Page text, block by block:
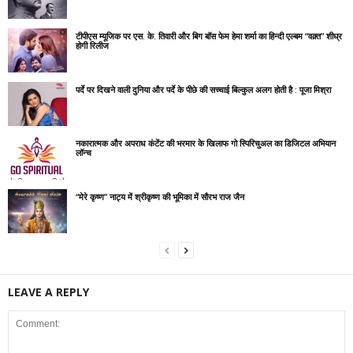
टीपीएस म्यूजिक पर एस. के. तिवारी और बिग बॉस फेम हेमा शर्मा का हिन्दी एल्बम “वक़्त” शीघ्र
होगी रिलीज
पर्दे पर दिखने वाली दुनिया और पर्दे के पीछे की सच्चाई बिल्कुल अलग होती है : पूजा मिश्रा
नकारात्मक और अपराध कंटेंट की भरमार के खिलाफ गो स्पिरिचुअल का डिजिटल अभियान
लॉन्च
“मेरे कृष्ण” नाट्य में श्रीकृष्ण की भूमिका में सौरभ राज जैन
LEAVE A REPLY